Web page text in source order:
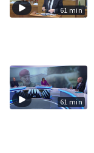
61 min
61 min